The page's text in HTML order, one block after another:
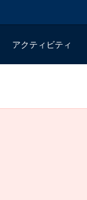
アクティビティ